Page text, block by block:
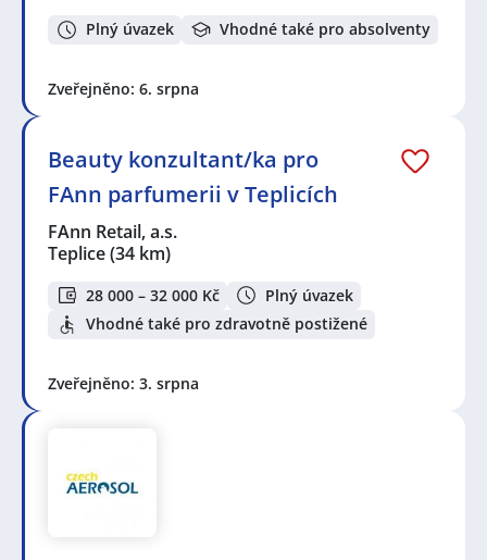
Plný úvazek Vhodné také pro absolventy
Zveřejněno: 6. srpna
Beauty konzultant/ka pro
FAnn parfumerii v Teplicích
FAnn Retail, a.s.
Teplice(34 km)
28 000 – 32 000 Kč
Plný úvazek
Vhodné také pro zdravotně postižené
Zveřejněno: 3. srpna